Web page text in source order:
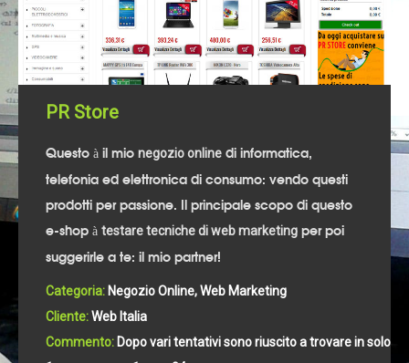
PR Store
Questo à il mio negozio online di informatica,
telefonia ed elettronica di consumo: vendo questi
prodotti per passione. Il principale scopo di questo
e-shop à testare tecniche di web marketing per poi
suggerirle a te: il mio partner!
Categoria: Negozio Online, Web Marketing
Cliente:Web Italia
Commento: Dopo vari tentativi sono riuscito a trovare in solo